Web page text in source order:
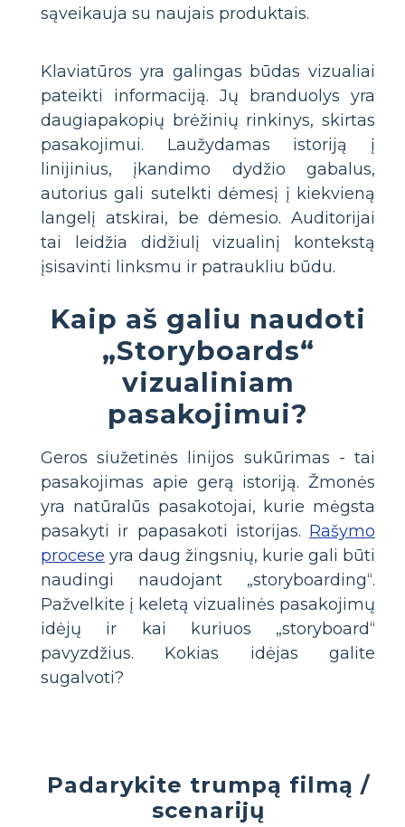
sąveikauja su naujais produktais.
Klaviatūros yra galingas būdas vizualiai
pateikti informaciją. Jų branduolys yra
daugiapakopių brėžinių rinkinys, skirtas
pasakojimui. Laužydamas istoriją į
linijinius, įkandimo dydžio gabalus,
autorius gali sutelkti dėmesį į kiekvieną
langelį atskirai, be dėmesio. Auditorijai
tai leidžia didžiulį vizualinį kontekstą
įsisavinti linksmu ir patraukliu būdu.
Kaip aš galiu naudoti
„Storyboards“
vizualiniam
pasakojimui?
Geros siužetinės linijos sukūrimas - tai
pasakojimas apie gerą istoriją. Žmonės
yra natūralūs pasakotojai, kurie mėgsta
pasakyti ir papasakoti istorijas. Rašymo
procese yra daug žingsnių, kurie gali būti
naudingi naudojant „storyboarding“.
Pažvelkite į keletą vizualinės pasakojimų
idėjų ir kai kuriuos „storyboard“
pavyzdžius. Kokias idėjas galite
sugalvoti?
Padarykite trumpą filmą /
scenarijų